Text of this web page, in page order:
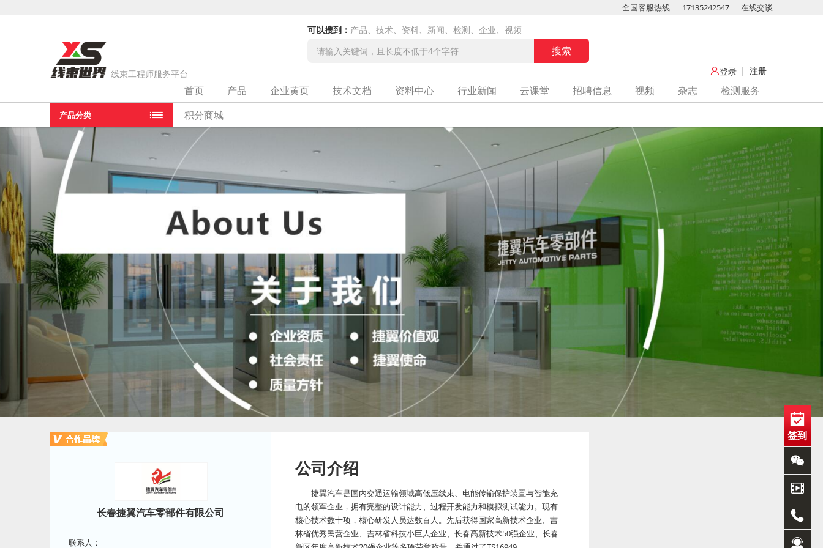
线束工程师服务平台
可以搜到： 产品、技术、资料、新闻、检测、企业、视频
全国客服热线 17135242547 在线交谈
登录 注册
产品分类
首页 产品 企业黄页 技术文档 资料中心 行业新闻 云课堂 招聘信息 视频 杂志
检测服务
积分商城
当前位置： 线束厂家 >长春捷翼汽车零部件有限公司
长春捷翼汽车零部件有限公司
联系人：
公司介绍
捷翼汽车是国内交通运输领域高低压线束、电能传输保护装置与智能充
电的领军企业，拥有完整的设计能力、过程开发能力和模拟测试能力。现有
核心技术数十项，核心研发人员达数百人。先后获得国家高新技术企业、吉
林省优秀民营企业、吉林省科技小巨人企业、长春高新技术50强企业、长春
签到